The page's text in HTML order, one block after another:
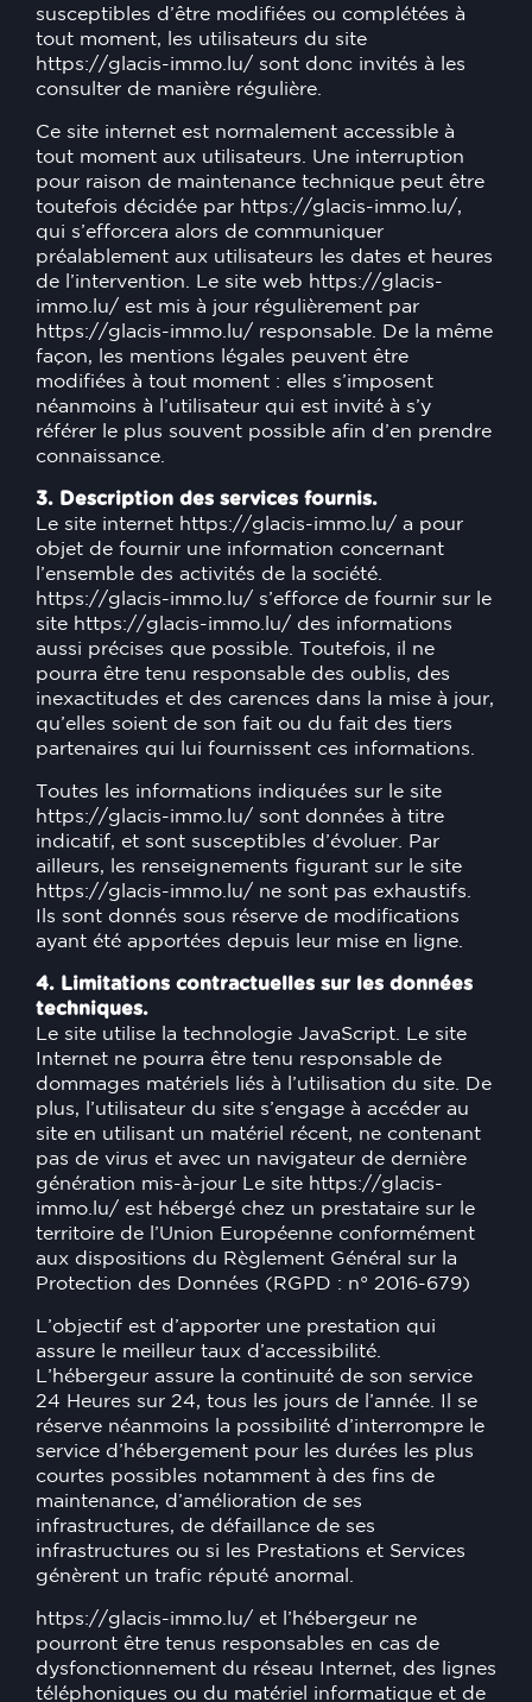
susceptibles d’être modifiées ou complétées à
tout moment, les utilisateurs du site
https://glacis-immo.lu/ sont donc invités à les
consulter de manière régulière.
Ce site internet est normalement accessible à
tout moment aux utilisateurs. Une interruption
pour raison de maintenance technique peut être
toutefois décidée par https://glacis-immo.lu/,
qui s’efforcera alors de communiquer
préalablement aux utilisateurs les dates et heures
de l’intervention. Le site web https://glacis-
immo.lu/ est mis à jour régulièrement par
https://glacis-immo.lu/ responsable. De la même
façon, les mentions légales peuvent être
modifiées à tout moment : elles s’imposent
néanmoins à l’utilisateur qui est invité à s’y
référer le plus souvent possible afin d’en prendre
connaissance.
3. Description des services fournis.
Le site internet https://glacis-immo.lu/ a pour
objet de fournir une information concernant
l’ensemble des activités de la société.
https://glacis-immo.lu/ s’efforce de fournir sur le
site https://glacis-immo.lu/ des informations
aussi précises que possible. Toutefois, il ne
pourra être tenu responsable des oublis, des
inexactitudes et des carences dans la mise à jour,
qu’elles soient de son fait ou du fait des tiers
partenaires qui lui fournissent ces informations.
Toutes les informations indiquées sur le site
https://glacis-immo.lu/ sont données à titre
indicatif, et sont susceptibles d’évoluer. Par
ailleurs, les renseignements figurant sur le site
https://glacis-immo.lu/ ne sont pas exhaustifs.
Ils sont donnés sous réserve de modifications
ayant été apportées depuis leur mise en ligne.
4. Limitations contractuelles sur les données
techniques.
Le site utilise la technologie JavaScript. Le site
Internet ne pourra être tenu responsable de
dommages matériels liés à l’utilisation du site. De
plus, l’utilisateur du site s’engage à accéder au
site en utilisant un matériel récent, ne contenant
pas de virus et avec un navigateur de dernière
génération mis-à-jour Le site https://glacis-
immo.lu/ est hébergé chez un prestataire sur le
territoire de l’Union Européenne conformément
aux dispositions du Règlement Général sur la
Protection des Données (RGPD : n° 2016-679)
L’objectif est d’apporter une prestation qui
assure le meilleur taux d’accessibilité.
L’hébergeur assure la continuité de son service
24 Heures sur 24, tous les jours de l’année. Il se
réserve néanmoins la possibilité d’interrompre le
service d’hébergement pour les durées les plus
courtes possibles notamment à des fins de
maintenance, d’amélioration de ses
infrastructures, de défaillance de ses
infrastructures ou si les Prestations et Services
génèrent un trafic réputé anormal.
https://glacis-immo.lu/ et l’hébergeur ne
pourront être tenus responsables en cas de
dysfonctionnement du réseau Internet, des lignes
téléphoniques ou du matériel informatique et de